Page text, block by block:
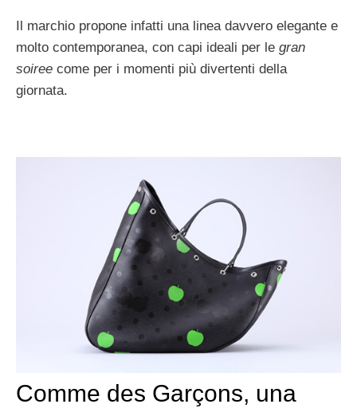
Il marchio propone infatti una linea davvero elegante e
molto contemporanea, con capi ideali per le gran
soiree come per i momenti più divertenti della
giornata.
Comme des Garçons, una